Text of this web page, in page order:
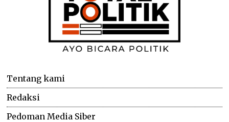
Tentang kami
Redaksi
Pedoman Media Siber